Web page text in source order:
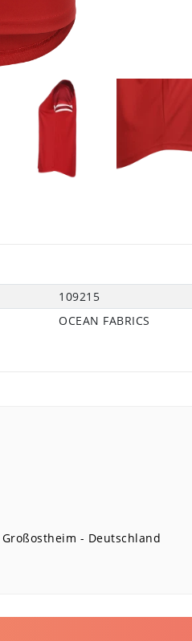
109215
OCEAN FABRICS
Großostheim
Deutschland